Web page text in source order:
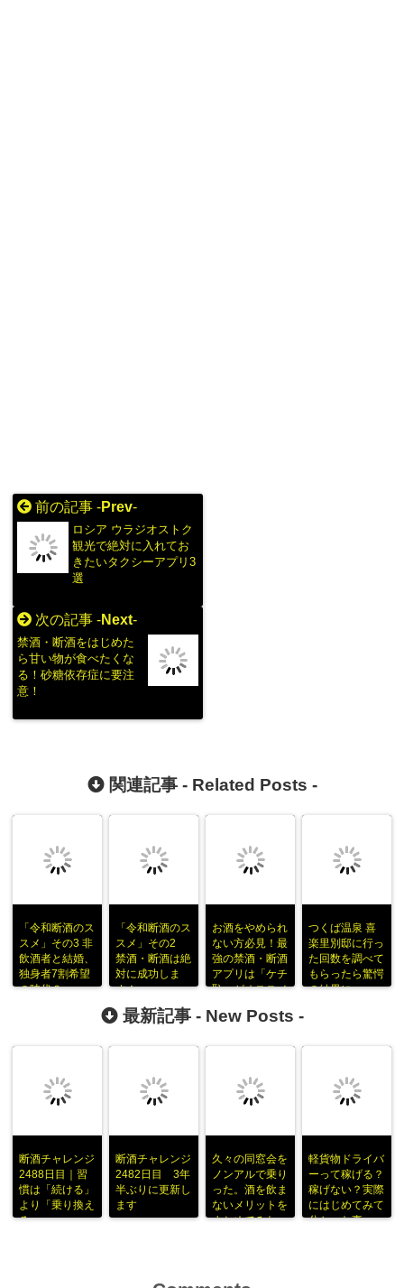
前の記事 -Prev-
ロシア ウラジオストク
観光で絶対に入れてお
きたいタクシーアプリ3
選
次の記事 -Next-
禁酒・断酒をはじめた
ら甘い物が食べたくな
る！砂糖依存症に要注
意！
関連記事 - Related Posts -
「令和断酒のス
スメ」その3 非
飲酒者と結婚、
独身者7割希望
の時代？
「令和断酒のス
スメ」その2
禁酒・断酒は絶
対に成功しま
す！
お酒をやめられ
ない方必見！最
強の禁酒・断酒
アプリは「ケチ
恥」がオススメ
つくば温泉 喜
楽里別邸に行っ
た回数を調べて
もらったら驚愕
の結果に
最新記事 - New Posts -
断酒チャレンジ
2488日目｜習
慣は「続ける」
より「乗り換え
る」
断酒チャレンジ
2482日目 3年
半ぶりに更新し
ます
久々の同窓会を
ノンアルで乗り
った。酒を飲ま
ないメリットを
まとめてみた
軽貨物ドライバ
ーって稼げる？
稼げない？実際
にはじめてみて
分かった事